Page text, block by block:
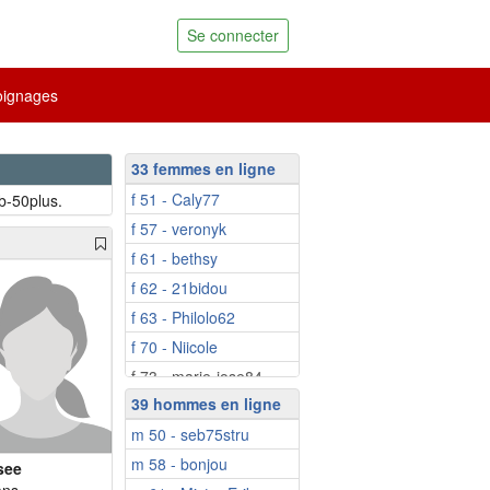
Se connecter
50plus.
33 femmes en ligne
f 51 - Caly77
f 57 - veronyk
f 61 - bethsy
f 62 - 21bidou
f 63 - Philolo62
f 70 - Niicole
f 73 - marie-jose84
f 75 - Jeannempor...
f 52 - Alicia74
f 56 - kinou42
39 hommes en ligne
m 50 - seb75stru
m 58 - bonjou